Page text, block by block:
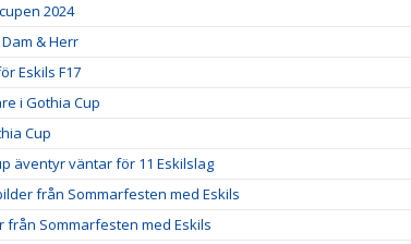
2024
& Herr
Eskils F17
i Gothia Cup
Cup
äventyr väntar för 11 Eskilslag
från Sommarfesten med Eskils
från Sommarfesten med Eskils